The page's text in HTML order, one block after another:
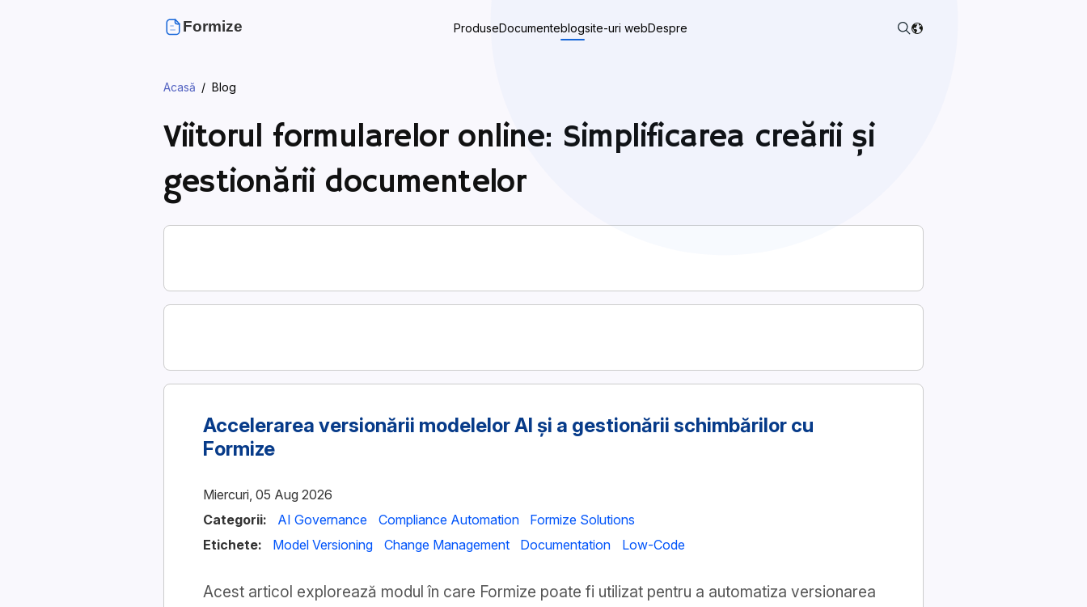
Formize ProduseDocumenteblogsite-uri webDespre
Acasă Blog
Viitorul formularelor online: Simplificarea creării și
gestionării documentelor
Accelerarea versionării modelelor AI și a gestionării schimbărilor cu
Formize
Miercuri, 05 Aug 2026
Categorii:
AI Governance Compliance Automation
Formize Solutions
Etichete:
Model Versioning Change Management Documentation Low-Code
Acest articol explorează modul în care Formize poate fi utilizat pentru a automatiza versionarea